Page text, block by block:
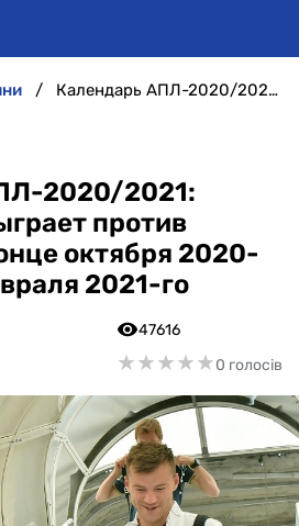
Календарь АПЛ-2020/2021: Ярмоленко сыграет против Зинченко в конце октября 2020-го и конце февраля 2021-го
2020/2021:
против
октября 2020-
2021-го
47616
★★★★★
★★★★★0 голосів